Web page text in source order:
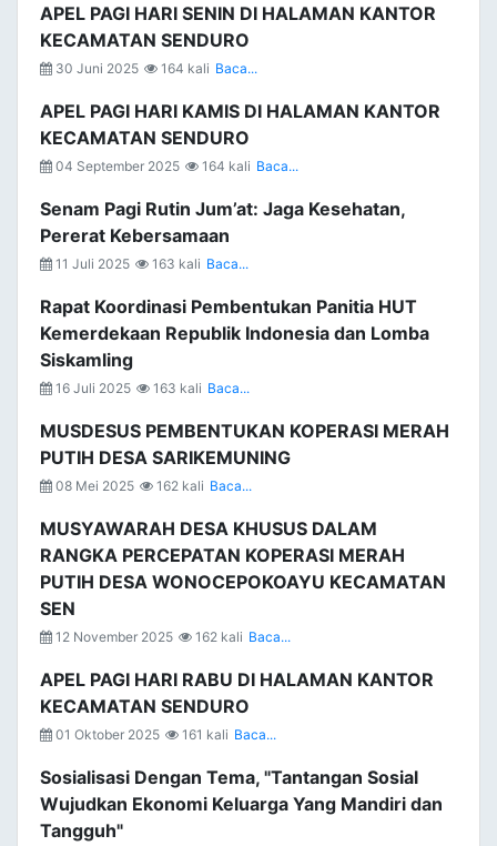
APEL PAGI HARI SENIN DI HALAMAN KANTOR
KECAMATAN SENDURO
30 Juni 2025 164 kali Baca...
APEL PAGI HARI KAMIS DI HALAMAN KANTOR
KECAMATAN SENDURO
04 September 2025 164 kali Baca...
Senam Pagi Rutin Jum’at: Jaga Kesehatan,
Pererat Kebersamaan
11 Juli 2025 163 kali Baca...
Rapat Koordinasi Pembentukan Panitia HUT
Kemerdekaan Republik Indonesia dan Lomba
Siskamling
16 Juli 2025 163 kali Baca...
MUSDESUS PEMBENTUKAN KOPERASI MERAH
PUTIH DESA SARIKEMUNING
08 Mei 2025 162 kali Baca...
MUSYAWARAH DESA KHUSUS DALAM
RANGKA PERCEPATAN KOPERASI MERAH
PUTIH DESA WONOCEPOKOAYU KECAMATAN
SEN
12 November 2025 162 kali Baca...
APEL PAGI HARI RABU DI HALAMAN KANTOR
KECAMATAN SENDURO
01 Oktober 2025 161 kali Baca...
Sosialisasi Dengan Tema, "Tantangan Sosial
Wujudkan Ekonomi Keluarga Yang Mandiri dan
Tangguh"